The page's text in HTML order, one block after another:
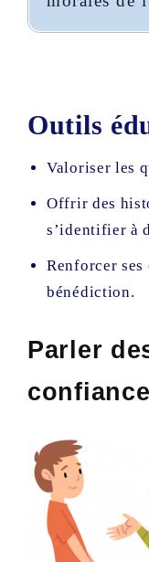
Outils
Valoriser les
Offrir des
s’identifier à
Renforcer
bénédiction.
Parler
confiance